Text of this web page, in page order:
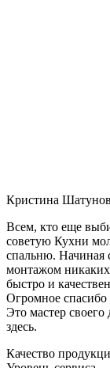
Кристина
Всем, кто еще
советую Кухни
спальню. Начиная
монтажом
быстро и
Огромное
Это мастер своего
здесь.
Качество